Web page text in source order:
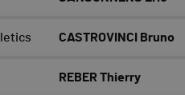
CASTROVINCI Bruno
REBER Thierry